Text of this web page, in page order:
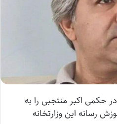
حکمی اکبر منتجبی را به
رسانه این وزارتخانه